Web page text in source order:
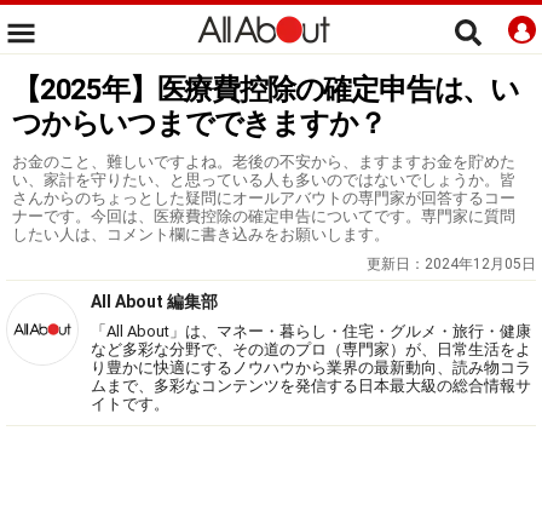
【2025年】医療費控除の確定申告は、い
つからいつまでできますか？
お金のこと、難しいですよね。老後の不安から、ますますお金を貯めた
い、家計を守りたい、と思っている人も多いのではないでしょうか。皆
さんからのちょっとした疑問にオールアバウトの専門家が回答するコー
ナーです。今回は、医療費控除の確定申告についてです。専門家に質問
したい人は、コメント欄に書き込みをお願いします。
更新日： 2024年12月05日
All About 編集部
「All About」は、マネー・暮らし・住宅・グルメ・旅行・健康
など多彩な分野で、その道のプロ（専門家）が、日常生活をよ
り豊かに快適にするノウハウから業界の最新動向、読み物コラ
ムまで、多彩なコンテンツを発信する日本最大級の総合情報サ
イトです。